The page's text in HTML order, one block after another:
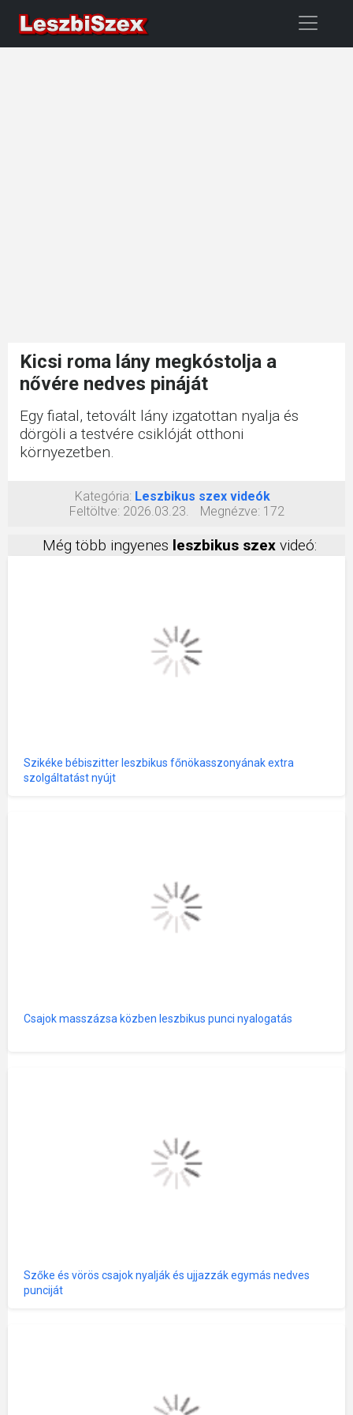
Kicsi roma lány megkóstolja a
nővére nedves pináját
Egy fiatal, tetovált lány izgatottan nyalja és
dörgöli a testvére csiklóját otthoni
környezetben.
Kategória: Leszbikus szex videók
Feltöltve: 2026.03.23. Megnézve: 172
Még több ingyenes leszbikus szex videó:
Szikéke bébiszitter leszbikus főnökasszonyának extra
szolgáltatást nyújt
Csajok masszázsa közben leszbikus punci nyalogatás
Szőke és vörös csajok nyalják és ujjazzák egymás nedves
punciját